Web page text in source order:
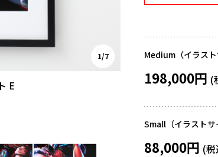
E
1/7 Medium（イラス
198,000円
Small（イラスト
88,000円